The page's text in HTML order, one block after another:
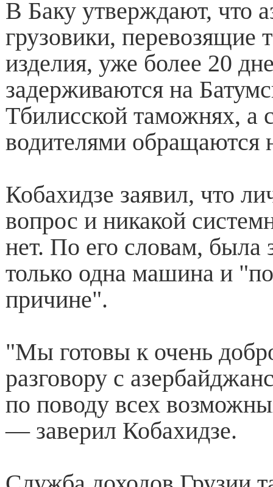
В Баку утверждают, что
грузовики, перевозящие
изделия, уже более 20
задерживаются на
Тбилисской таможнях, а
водителями обращаются
Кобахидзе заявил, что
вопрос и никакой
нет. По его словам, была
только одна машина и
причине".
"Мы готовы к очень
разговору с
по поводу всех
— заверил Кобахидзе.